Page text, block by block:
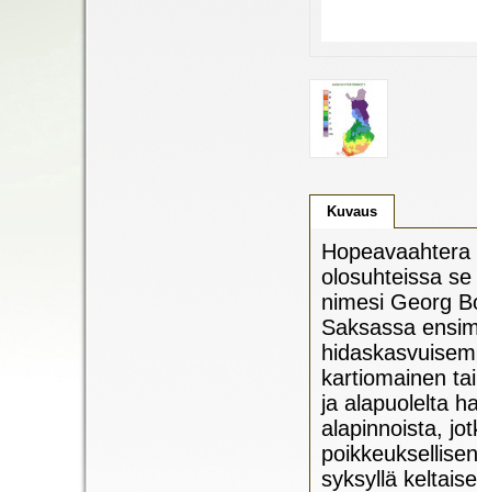
Kuvaus
olosuhteissa
nimesi Georg
Saksassa
kartiomainen
ja alapuolelta
alapinnoista,
syksyllä